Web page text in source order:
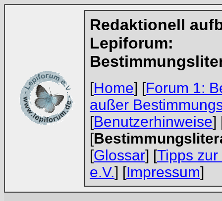
Redaktionell
Lepiforum:
[Home] [Forum 1:
außer
[Benutzerhinweise]
[
[Glossar] [Tipps
e.V.] [Impressum]